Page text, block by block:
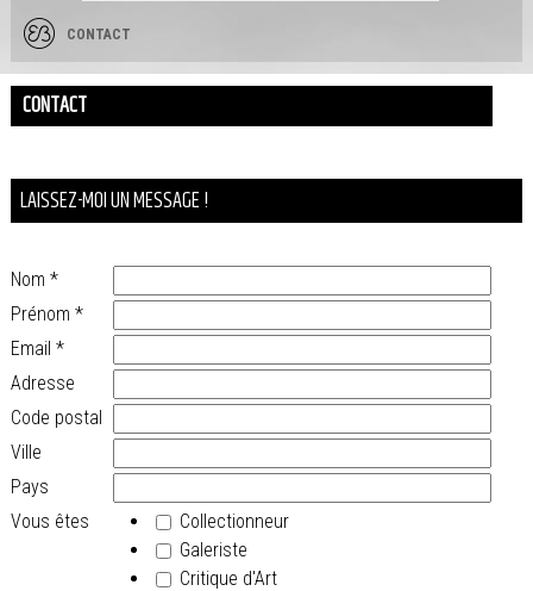
CONTACT
CONTACT
LAISSEZ-MOI UN MESSAGE !
Nom *
Prénom *
Email *
Adresse
Code postal
Ville
Pays
Vous êtes
Collectionneur
Galeriste
Critique d'Art